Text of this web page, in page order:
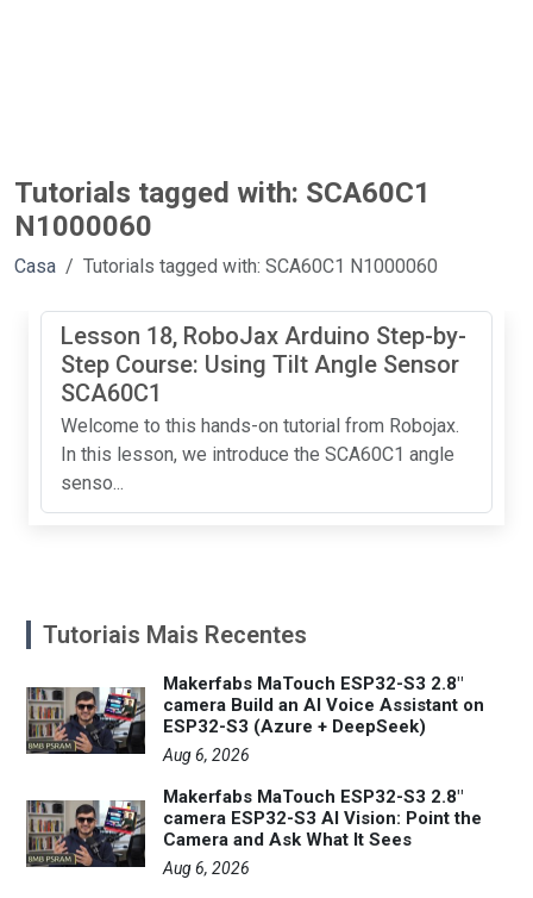
Tutorials tagged with: SCA60C1
N1000060
Casa Tutorials tagged with: SCA60C1 N1000060
Lesson 18, RoboJax Arduino Step-by-
Step Course: Using Tilt Angle Sensor
SCA60C1
Welcome to this hands-on tutorial from Robojax.
In this lesson, we introduce the SCA60C1 angle
senso...
Tutoriais Mais Recentes
Makerfabs MaTouch ESP32-S3 2.8"
camera Build an AI Voice Assistant on
ESP32-S3 (Azure + DeepSeek)
Aug 6, 2026
Makerfabs MaTouch ESP32-S3 2.8"
camera ESP32-S3 AI Vision: Point the
Camera and Ask What It Sees
Aug 6, 2026